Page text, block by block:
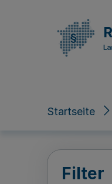
Startseite
Filter